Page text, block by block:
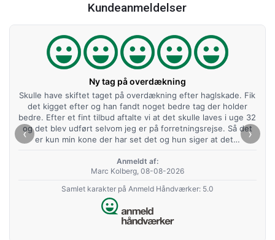
Kundeanmeldelser
Ny tag på overdækning
Skulle have skiftet taget på overdækning efter haglskade. Fik
det kigget efter og han fandt noget bedre tag der holder
bedre. Efter et fint tilbud aftalte vi at det skulle laves i uge 32
og det blev udført selvom jeg er på forretningsrejse. Så det
er kun min kone der har set det og hun siger at det…
Anmeldt af:
Marc Kolberg, 08-08-2026
Samlet karakter på Anmeld Håndværker: 5.0
‹ ›